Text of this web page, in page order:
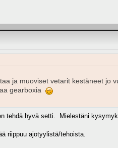
ja muoviset vetarit kestäneet jo
gearboxia
tehdä hyvä setti. Mielestäni
riippuu ajotyylistä/tehoista.